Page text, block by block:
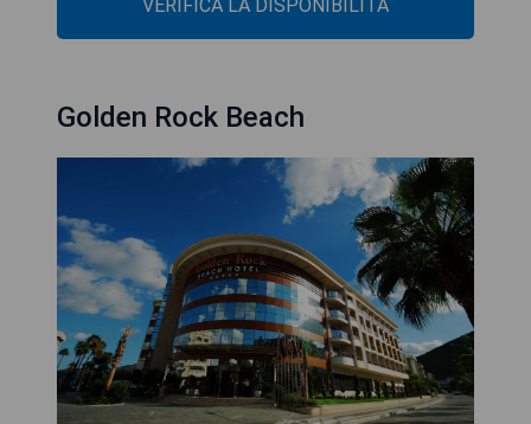
VERIFICA LA DISPONIBILITÀ
Golden Rock Beach